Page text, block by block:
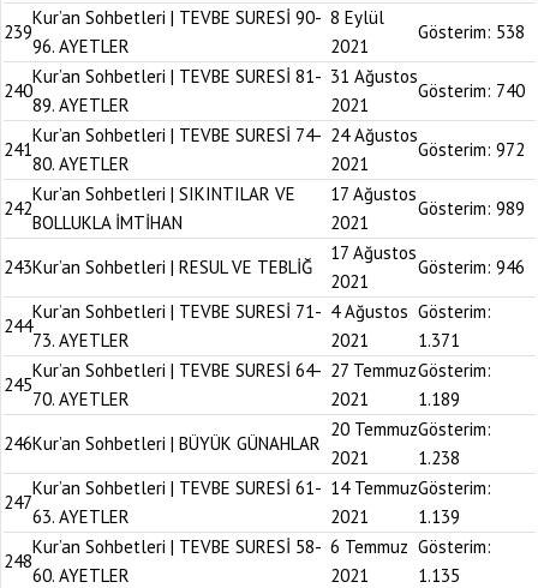
239
Kur’an Sohbetleri | TEVBE SURESİ 90-
96. AYETLER
8 Eylül
2021
Gösterim: 538
240
Kur’an Sohbetleri | TEVBE SURESİ 81-
89. AYETLER
31 Ağustos
2021
Gösterim: 740
241
Kur’an Sohbetleri | TEVBE SURESİ 74-
80. AYETLER
24 Ağustos
2021
Gösterim: 972
242
Kur’an Sohbetleri | SIKINTILAR VE
BOLLUKLA İMTİHAN
17 Ağustos
2021
Gösterim: 989
243Kur’an Sohbetleri | RESUL VE TEBLİĞ
17 Ağustos
2021
Gösterim: 946
244
Kur’an Sohbetleri | TEVBE SURESİ 71-
73. AYETLER
4 Ağustos
2021
Gösterim:
1.371
245
Kur’an Sohbetleri | TEVBE SURESİ 64-
70. AYETLER
27 Temmuz
2021
Gösterim:
1.189
246Kur’an Sohbetleri | BÜYÜK GÜNAHLAR
20 Temmuz
2021
Gösterim:
1.238
247
Kur’an Sohbetleri | TEVBE SURESİ 61-
63. AYETLER
14 Temmuz
2021
Gösterim:
1.139
248
Kur’an Sohbetleri | TEVBE SURESİ 58-
60. AYETLER
6 Temmuz
2021
Gösterim:
1.135